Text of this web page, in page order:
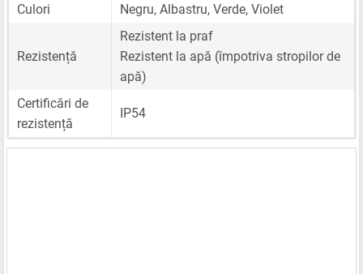
Culori
Negru, Albastru, Verde, Violet
Rezistență
Rezistent la praf
Rezistent la apă (împotriva stropilor de
apă)
Certificări de
rezistență
IP54